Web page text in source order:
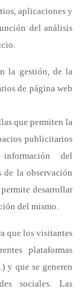
aplicaciones y
del análisis
la gestión, de la
de página web
que permiten la
publicitarios
del
de la observación
desarrollar
del mismo.
que los visitantes
plataformas
y que se generen
sociales. Las